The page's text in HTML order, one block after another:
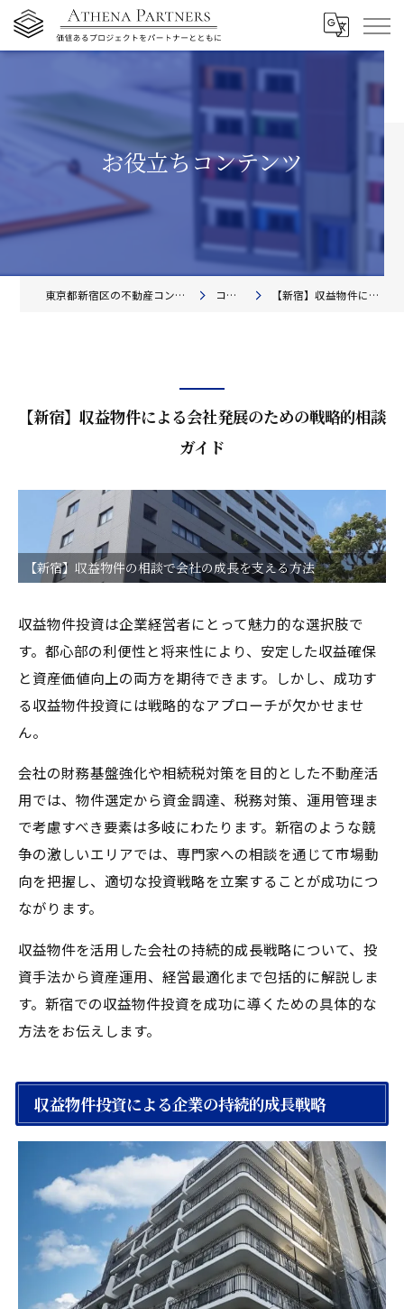
お役立ちコンテンツ
東京都新宿区の不動産コンサルティングならアテナ・パートナーズ株式会社 コンテンツ一覧 【新宿】収益物件による会社発展のための戦略的相談ガイド
【新宿】収益物件による会社発展のための戦略的相談
ガイド
【新宿】収益物件の相談で会社の成長を支える方法
収益物件投資は企業経営者にとって魅力的な選択肢で
す。都心部の利便性と将来性により、安定した収益確保
と資産価値向上の両方を期待できます。しかし、成功す
る収益物件投資には戦略的なアプローチが欠かせませ
ん。
会社の財務基盤強化や相続税対策を目的とした不動産活
用では、物件選定から資金調達、税務対策、運用管理ま
で考慮すべき要素は多岐にわたります。新宿のような競
争の激しいエリアでは、専門家への相談を通じて市場動
向を把握し、適切な投資戦略を立案することが成功につ
ながります。
収益物件を活用した会社の持続的成長戦略について、投
資手法から資産運用、経営最適化まで包括的に解説しま
す。新宿での収益物件投資を成功に導くための具体的な
方法をお伝えします。
収益物件投資による企業の持続的成長戦略